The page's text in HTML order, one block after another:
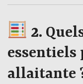
2.
allaitante